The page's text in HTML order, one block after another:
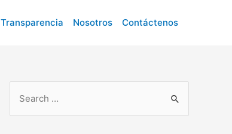
Transparencia Nosotros Contáctenos